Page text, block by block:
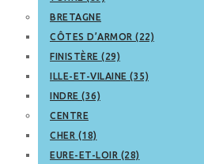
BRETAGNE
CÔTES D’ARMOR (22)
FINISTÈRE (29)
ILLE-ET-VILAINE (35)
INDRE (36)
CENTRE
CHER (18)
EURE-ET-LOIR (28)